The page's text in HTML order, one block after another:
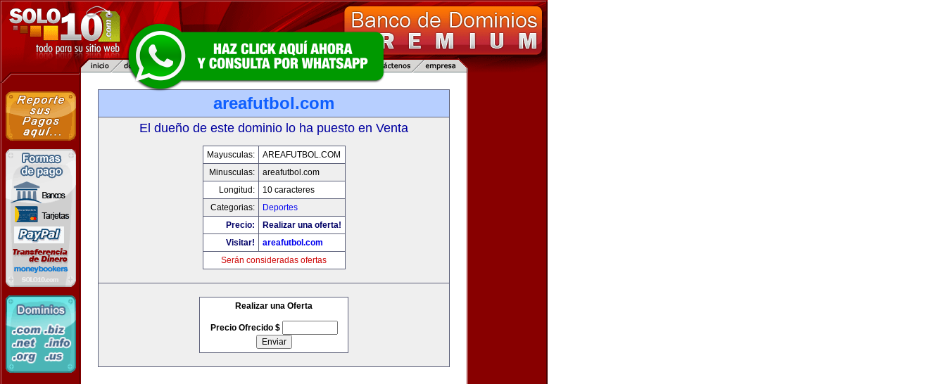
areafutbol.com
El dueño de este dominio lo ha puesto en Venta
Mayusculas:
AREAFUTBOL.COM
Minusculas:
areafutbol.com
Longitud:
10 caracteres
Categorias:
Deportes
Precio:
Realizar una oferta!
Visitar!
areafutbol.com
Serán consideradas ofertas
Realizar una Oferta
Precio Ofrecido $